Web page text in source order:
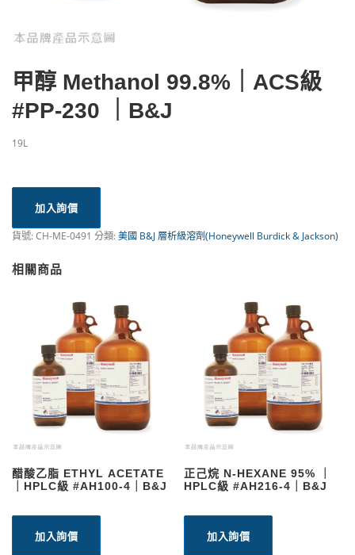
甲醇 Methanol 99.8%｜ACS級
#PP-230 ｜B&J
19L
加入詢價
貨號:CH-ME-0491 分類:美國 B&J 層析級溶劑(Honeywell Burdick & Jackson)
相關商品
醋酸乙脂 ETHYL ACETATE
｜HPLC級 #AH100-4｜B&J
加入詢價
正己烷 N-HEXANE 95% ｜
HPLC級 #AH216-4｜B&J
加入詢價